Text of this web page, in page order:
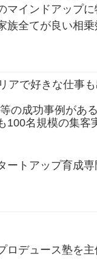
マインドアップに
族全てが良い相
アで好きな仕事
の成功事例があ
100名規模の集客
ートアップ育成専
ロデュース塾を主